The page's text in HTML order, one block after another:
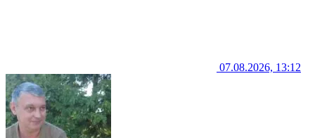
07.08.2026, 13:12